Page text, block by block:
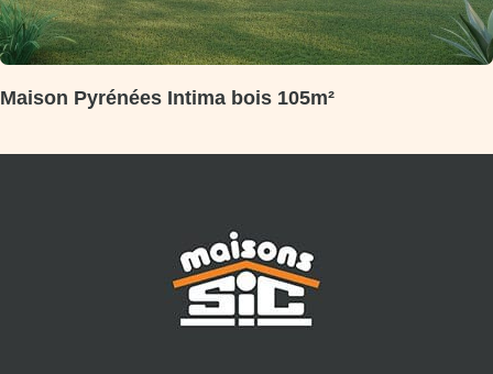
Maison Pyrénées Intima bois 105m²